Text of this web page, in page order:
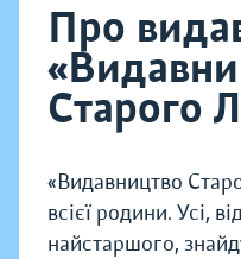
Про
Старого
«Видавництво
всієї родини. Усі,
найстаршого,